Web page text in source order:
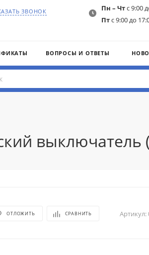
ЗВОНОК Пн – Чтс 9:00
Птс 9:00 до
ВОПРОСЫ И ОТВЕТЫ
выключатель
ОТЛОЖИТЬ СРАВНИТЬ Артикул: